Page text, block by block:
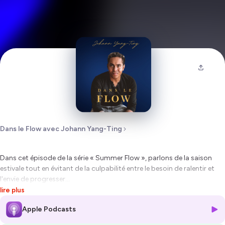
Dans le Flow avec Johann Yang-Ting
Dans cet épisode de la série « Summer Flow », parlons de la saison
estivale tout en évitant de la culpabilité entre le besoin de ralentir et
l'envie de progresser...
📖 Mon nouveau livre :
✒️ Le diagnostic Flowtasking :
lire plus
Apple Podcasts